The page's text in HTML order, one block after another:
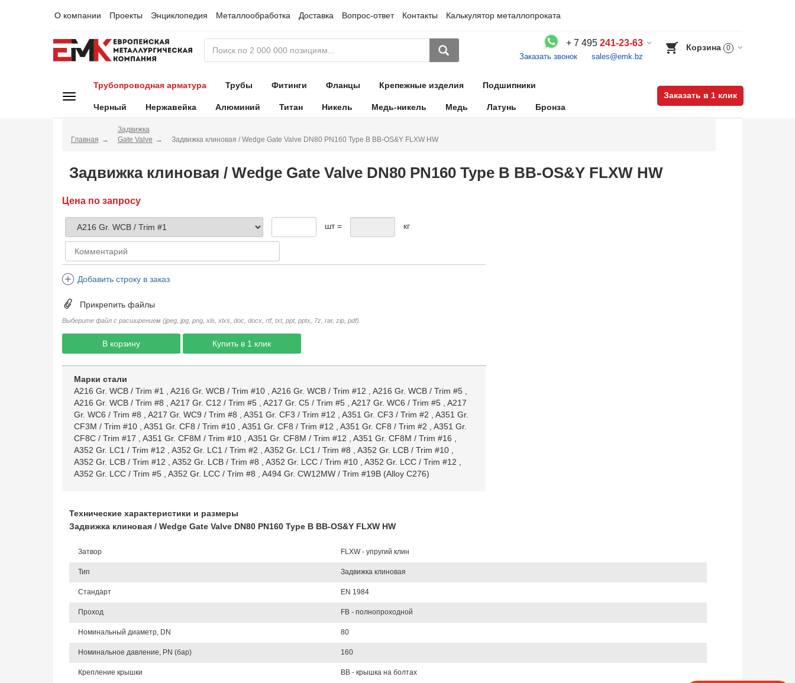
О компании Проекты Энциклопедия Металлообработка Доставка Вопрос-ответ Контакты Калькулятор металлопроката
+ 7 495 241-23-63
Заказать звонок sales@emk.bz
Корзина 0
Трубопроводная арматура Трубы Фитинги Фланцы Крепежные изделия Подшипники
Черный Нержавейка Алюминий Титан Никель Медь-никель Медь Латунь Бронза
Заказать в 1 клик
Главная
Задвижка
Gate Valve
Задвижка клиновая / Wedge Gate Valve DN80 PN160 Type B BB-OS&Y FLXW HW
Задвижка клиновая / Wedge Gate Valve DN80 PN160 Type B BB-OS&Y FLXW HW
Цена по запросу
шт = кг
Добавить строку в заказ
Прикрепить файлы
Выберите файл с расширением (jpeg, jpg, png, xls, xlxs, doc, docx, rtf, txt, ppt, pptx, 7z, rar, zip, pdf).
В корзину Купить в 1 клик
Марки стали
A216 Gr. WCB / Trim #1
A216 Gr. WCB / Trim #10, A216 Gr. WCB / Trim #12 A216 Gr. WCB / Trim #5,
A216 Gr. WCB / Trim #8
A217 Gr. C12 / Trim #5, A217 Gr. C5 / Trim #5, A217 Gr. WC6 / Trim #5, A217
Gr. WC6 / Trim #8
A217 Gr. WC9 / Trim #8 A351 Gr. CF3 / Trim #12 A351 Gr. CF3 / Trim #2
A351 Gr.
CF3M / Trim #10, A351 Gr. CF8 / Trim #10, A351 Gr. CF8 / Trim #12 A351 Gr. CF8 / Trim #2
A351 Gr.
CF8C / Trim #17
A351 Gr. CF8M / Trim #10, A351 Gr. CF8M / Trim #12 A351 Gr. CF8M / Trim #16
A352 Gr. LC1 / Trim #12
A352 Gr. LC1 / Trim #2 A352 Gr. LC1 / Trim #8 A352 Gr. LCB / Trim #10,
A352 Gr. LCB / Trim #12
A352 Gr. LCB / Trim #8 A352 Gr. LCC / Trim #10, A352 Gr. LCC / Trim #12
A352 Gr. LCC / Trim #5, A352 Gr. LCC / Trim #8 A494 Gr. CW12MW / Trim #19B (Alloy C276)
Технические характеристики и размеры
Задвижка клиновая / Wedge Gate Valve DN80 PN160 Type B BB-OS&Y FLXW HW
Затвор FLXW - упругий клин
Тип Задвижка клиновая
Стандарт EN 1984
Проход FB - полнопроходной
Номинальный диаметр, DN 80
Номинальное давление, PN (бар) 160
Крепление крышки BB - крышка на болтах